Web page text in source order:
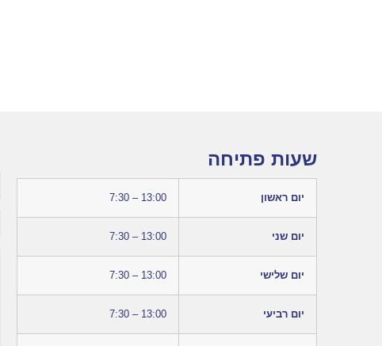
שעות פתיחה
יום ראשון 7:30 – 13:00
יום שני 7:30 – 13:00
יום שלישי 7:30 – 13:00
יום רביעי 7:30 – 13:00